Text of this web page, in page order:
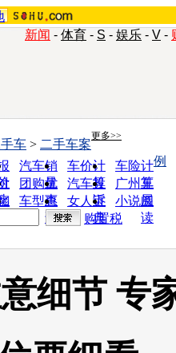
新闻 - 体育 - S - 娱乐 - V -
更多>>
汽车销
量
车价计
算
车险计
算
团购优
惠
汽车投
诉
广州车
展
车型查
询
女人宝
典
小说阅
读
车 > 二手车案
例
购置税
细节 专